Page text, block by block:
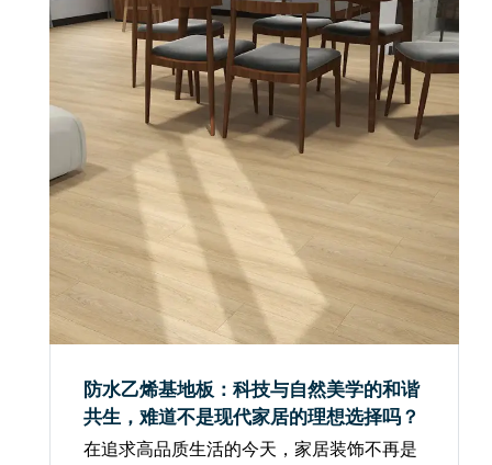
防水乙烯基地板：科技与自然美学的和谐
共生，难道不是现代家居的理想选择吗？
在追求高品质生活的今天，家居装饰不再是